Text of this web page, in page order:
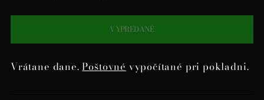
VYPREDANÉ
Vrátane dane.Poštovnévypočítané pri pokladni.